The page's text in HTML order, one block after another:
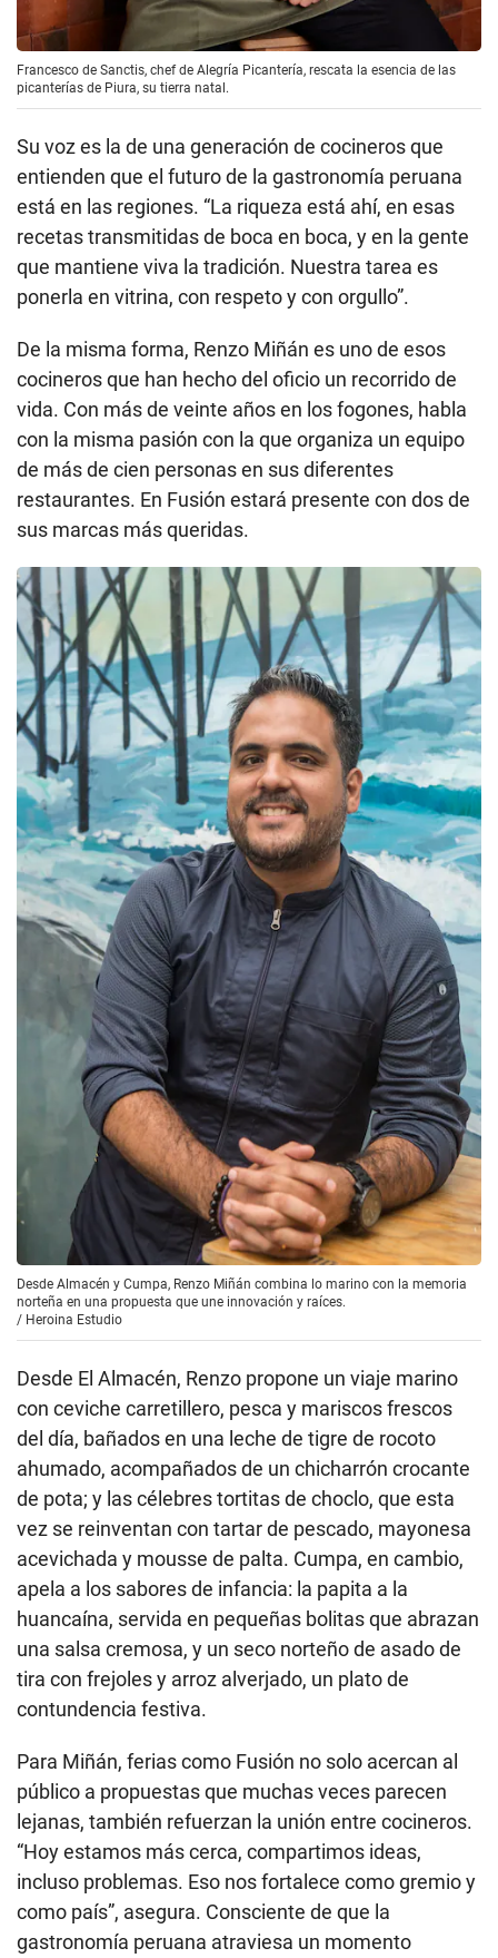
Francesco de Sanctis, chef de Alegría Picantería, rescata la esencia de las
picanterías de Piura, su tierra natal.
Su voz es la de una generación de cocineros que
entienden que el futuro de la gastronomía peruana
está en las regiones. “La riqueza está ahí, en esas
recetas transmitidas de boca en boca, y en la gente
que mantiene viva la tradición. Nuestra tarea es
ponerla en vitrina, con respeto y con orgullo”.
De la misma forma, Renzo Miñán es uno de esos
cocineros que han hecho del oficio un recorrido de
vida. Con más de veinte años en los fogones, habla
con la misma pasión con la que organiza un equipo
de más de cien personas en sus diferentes
restaurantes. En Fusión estará presente con dos de
sus marcas más queridas.
Desde Almacén y Cumpa, Renzo Miñán combina lo marino con la memoria
norteña en una propuesta que une innovación y raíces.
/ Heroina Estudio
Desde El Almacén, Renzo propone un viaje marino
con ceviche carretillero, pesca y mariscos frescos
del día, bañados en una leche de tigre de rocoto
ahumado, acompañados de un chicharrón crocante
de pota; y las célebres tortitas de choclo, que esta
vez se reinventan con tartar de pescado, mayonesa
acevichada y mousse de palta. Cumpa, en cambio,
apela a los sabores de infancia: la papita a la
huancaína, servida en pequeñas bolitas que abrazan
una salsa cremosa, y un seco norteño de asado de
tira con frejoles y arroz alverjado, un plato de
contundencia festiva.
Para Miñán, ferias como Fusión no solo acercan al
público a propuestas que muchas veces parecen
lejanas, también refuerzan la unión entre cocineros.
“Hoy estamos más cerca, compartimos ideas,
incluso problemas. Eso nos fortalece como gremio y
como país”, asegura. Consciente de que la
gastronomía peruana atraviesa un momento